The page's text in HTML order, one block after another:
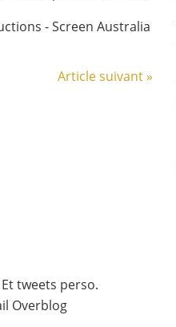
- Screen Australia
Article suivant »
tweets perso.
Overblog